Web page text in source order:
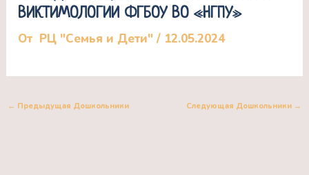
ВИКТИМОЛОГИИ ФГБОУ ВО «НГПУ»
От РЦ "Семья и Дети"/ 12.05.2024
← Предыдущая Дошкольники Следующая Дошкольники →